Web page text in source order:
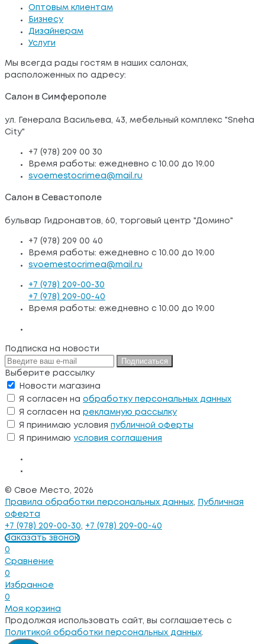
Оптовым клиентам
Бизнесу
Дизайнерам
Услуги
Мы всегда рады гостям в наших салонах,
расположенных по адресу:
Салон в Симферополе
ул. Генерала Васильева, 43, мебельный комплекс "Sneha
City"
+7 (978) 209 00 30
Время работы: ежедневно с 10.00 до 19.00
svoemestocrimea@mail.ru
Салон в Севастополе
бульвар Гидронавтов, 60, торговый центр "Домино"
+7 (978) 209 00 40
Время работы: ежедневно с 10.00 до 19.00
svoemestocrimea@mail.ru
+7 (978) 209-00-30
+7 (978) 209-00-40
Время работы: ежедневно с 10.00 до 19.00
Подписка на новости
Подписаться
Выберите рассылку
Новости магазина
Я согласен на обработку персональных данных
Я согласен на рекламную рассылку
Я принимаю условия публичной оферты
Я принимаю условия соглашения
© Свое Место, 2026
Правила обработки персональных данных,
Публичная
оферта
+7 (978) 209-00-30, +7 (978) 209-00-40
Заказать звонок
0
Сравнение
0
Избранное
0
Моя корзина
Продолжая использовать сайт, вы соглашаетесь с
Политикой обработки персональных данных.